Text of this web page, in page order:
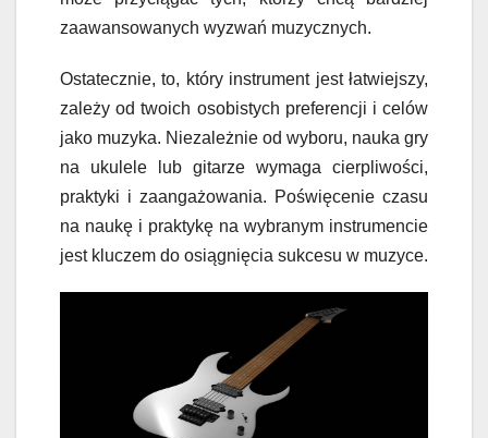
zaawansowanych wyzwań muzycznych.
Ostatecznie, to, który instrument jest łatwiejszy,
zależy od twoich osobistych preferencji i celów
jako muzyka. Niezależnie od wyboru, nauka gry
na ukulele lub gitarze wymaga cierpliwości,
praktyki i zaangażowania. Poświęcenie czasu
na naukę i praktykę na wybranym instrumencie
jest kluczem do osiągnięcia sukcesu w muzyce.